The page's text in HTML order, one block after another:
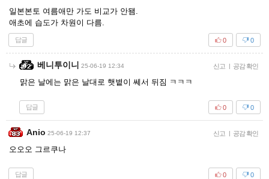
일본본토 여름애만 가도 비교가 안됌.
애초에 습도가 차원이 다름.
답글 0
0
베니투이니 25-06-19 12:34 신고 | 공감 확인
맑은 날에는 맑은 날대로 햇볕이 쎄서 뒤짐 ㅋㅋㅋ
답글 0
0
Anio 25-06-19 12:37 신고 | 공감 확인
오오오 그르쿠나
답글 0
0